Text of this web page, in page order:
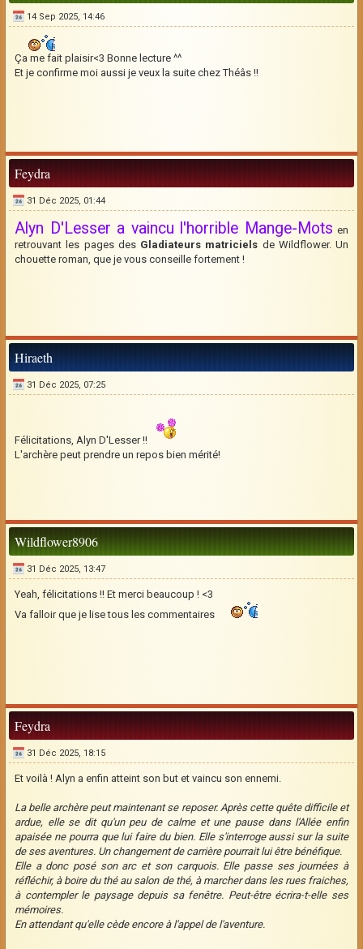
14 Sep 2025, 14:46
Ça me fait plaisir<3 Bonne lecture ^^
Et je confirme moi aussi je veux la suite chez Théâs !!
Feydra
31 Déc 2025, 01:44
Alyn D'Lesser a vaincu l'horrible Mange-Mots en
retrouvant les pages des Gladiateurs matriciels de Wildflower. Un
chouette roman, que je vous conseille fortement !
Hiraeth
31 Déc 2025, 07:25
Félicitations, Alyn D'Lesser !!
L'archère peut prendre un repos bien mérité!
Wildflower8906
31 Déc 2025, 13:47
Yeah, félicitations !! Et merci beaucoup ! <3
Va falloir que je lise tous les commentaires
Feydra
31 Déc 2025, 18:15
Et voilà ! Alyn a enfin atteint son but et vaincu son ennemi.
La belle archère peut maintenant se reposer. Après cette quête difficile et
ardue, elle se dit qu'un peu de calme et une pause dans l'Allée enfin
apaisée ne pourra que lui faire du bien. Elle s'interroge aussi sur la suite
de ses aventures. Un changement de carrière pourrait lui être bénéfique.
Elle a donc posé son arc et son carquois. Elle passe ses journées à
réfléchir, à boire du thé au salon de thé, à marcher dans les rues fraiches,
à contempler le paysage depuis sa fenêtre. Peut-être écrira-t-elle ses
mémoires.
En attendant qu'elle cède encore à l'appel de l'aventure.